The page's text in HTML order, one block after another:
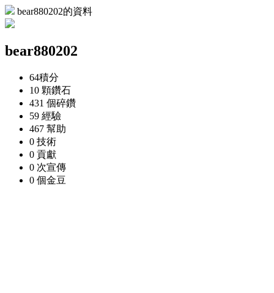
bear880202的資料
bear880202
64積分
10 顆鑽石
431 個碎鑽
59 經驗
467 幫助
0 技術
0 貢獻
0 次宣傳
0 個金豆